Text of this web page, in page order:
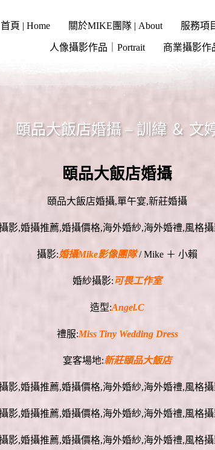
首頁 | Home 關於MIKE團隊 | About 服務項
人像攝影作品｜Portrait 商業攝影作
頤品大飯店婚攝 – 訓緯 ＆ 文
頤品大飯店婚攝
頤品大飯店婚攝,單午宴,新莊婚攝
攝影:婚攝Mike影像團隊/ Mike ＋ 小賴
婚紗攝影: 可畏工作室
造型:Angel.C
禮服:Miss Tiny Wedding Dress
宴客場地:新莊頤品大飯店